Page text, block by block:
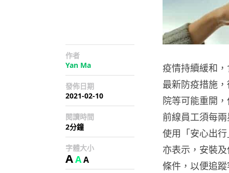
作者
Yan Ma
發佈日期
2021-02-10
閱讀時間
2分鐘
字體大小
AAA
疫情持續緩和
最新防疫措施
院等可能重開
前線員工須每
使用「安心出
亦表示，安裝
條件，以便追